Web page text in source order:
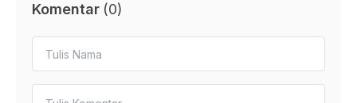
Komentar (0)